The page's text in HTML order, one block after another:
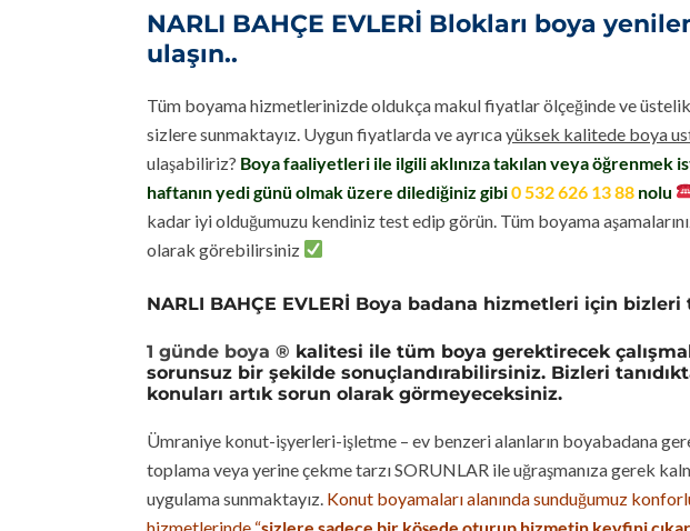
NARLI BAHÇE EVLERİ Blokları boya
ulaşın..
Tüm boyama hizmetlerinizde oldukça makul fiyatlar ölçeğinde ve
sizlere sunmaktayız. Uygun fiyatlarda ve ayrıcayüksek kalitede boya
ulaşabiliriz? Boya faaliyetleri ile ilgili aklınıza takılan veya öğrenmek
haftanın yedi günü olmak üzere dilediğiniz gibi0 532 626 13 88 nolu
kadar iyi olduğumuzu kendiniz test edip görün. Tüm boyama
olarak görebilirsiniz
NARLI BAHÇE EVLERİ Boya badana hizmetleri için
1 günde boya ® kalitesi ile tüm boya gerektirecek
sorunsuz bir şekilde sonuçlandırabilirsiniz. Bizleri
konuları artık sorun olarak görmeyeceksiniz.
Ümraniye konut-işyerleri-işletme – ev benzeri alanların boyabadana
toplama veya yerine çekme tarzı SORUNLAR ile uğraşmanıza gerek
uygulama sunmaktayız. Konut boyamaları alanında sunduğumuz
hizmetlerinde “sizlere sadece bir köşede oturup hizmetin keyfini